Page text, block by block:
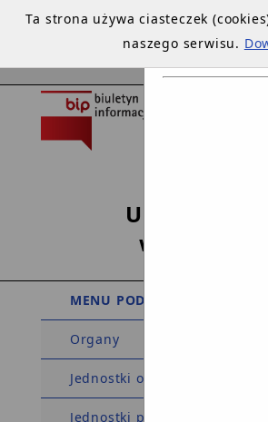
Urząd
w Debrznie
MENU PODMIOTOWE
Organy
Jednostki organizacyjne
Jednostki pomocnicze
Ta strona używa ciasteczek
naszego serwisu.